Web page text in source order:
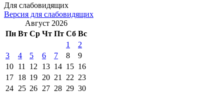
Для слабовидящих
Версия для слабовидящих
Август 2026
Пн Вт Ср Чт Пт Сб Вс
1
2
3
4 5 6 7 8
9
10 11 12 13 14 15 16
17 18 19 20 21 22 23
24 25 26 27 28 29 30